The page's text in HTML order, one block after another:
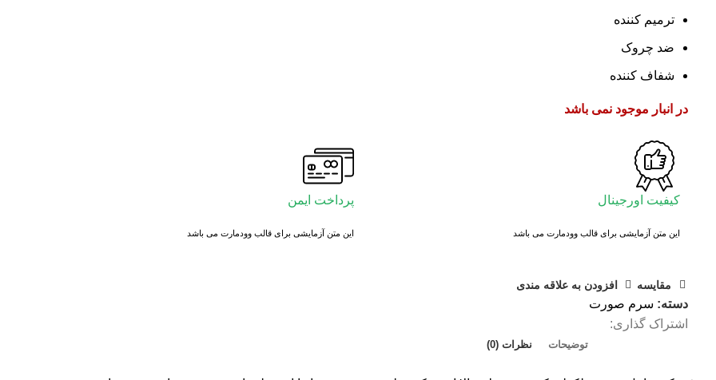
ترمیم کننده
ضد چروک
شفاف کننده
در انبار موجود نمی باشد
کیفیت اورجینال
این متن آزمایشی برای قالب وودمارت می باشد
پرداخت ایمن
این متن آزمایشی برای قالب وودمارت می باشد
مقايسه افزودن به علاقه مندی
دسته: سرم صورت
اشتراک گذاری:
توضیحات نظرات (0)